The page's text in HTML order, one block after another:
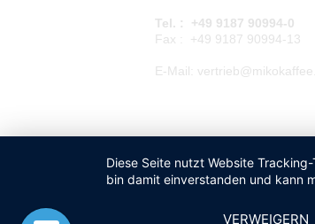
Tel. : +49 9187 90994-0
Fax : +49 9187 90994-13
E-Mail:
Diese Seite nutzt Website
bin damit einverstanden und kann
VERWEIGERN